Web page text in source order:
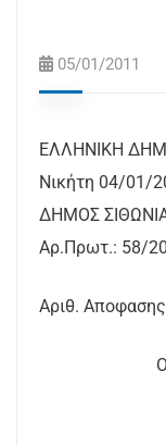
05/01/2011
Νικήτη 04/01/
Αρ.Πρωτ.: 58/
Αριθ.